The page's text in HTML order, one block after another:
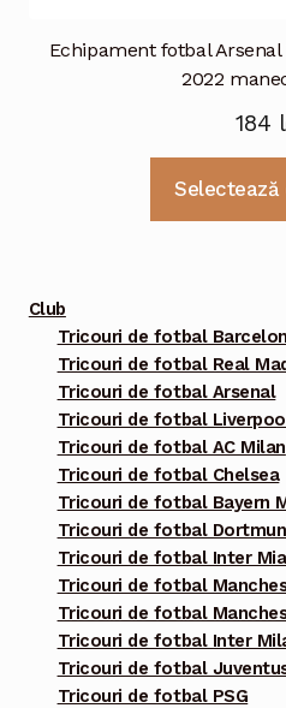
Echipament fotbal
2022
184
Selectează
Club
Tricouri de fotbal
Tricouri de fotbal Real
Tricouri de fotbal Arsenal
Tricouri de fotbal
Tricouri de fotbal AC Milan
Tricouri de fotbal Chelsea
Tricouri de fotbal Bayern
Tricouri de fotbal
Tricouri de fotbal Inter
Tricouri de fotbal
Tricouri de fotbal
Tricouri de fotbal Inter
Tricouri de fotbal
Tricouri de fotbal PSG